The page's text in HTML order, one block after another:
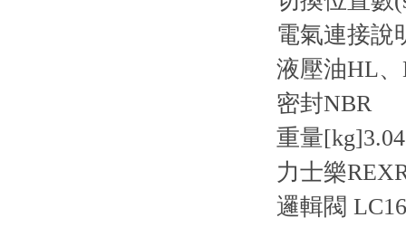
電氣連接說
液壓油HL、
密封NBR
重量[kg]3.04
力士樂
邏輯閥